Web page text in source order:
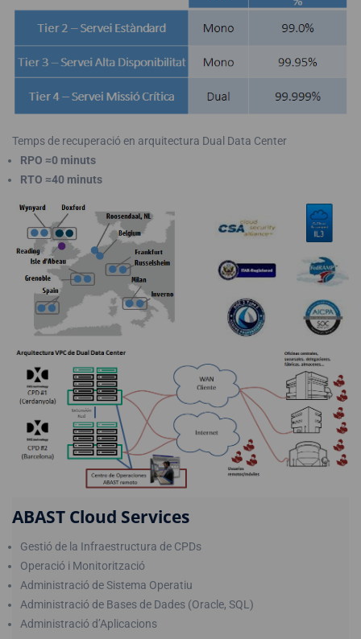
Temps de recuperació en arquitectura Dual Data Center
RPO ≈0 minuts
RTO ≈40 minuts
ABAST Cloud Services
Gestió de la Infraestructura de CPDs
Operació i Monitorització
Administració de Sistema Operatiu
Administració de Bases de Dades (Oracle, SQL)
Administració d’Aplicacions